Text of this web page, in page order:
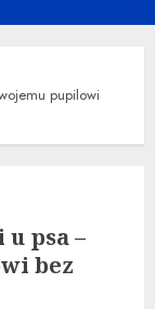
pupilowi
psa –
bez